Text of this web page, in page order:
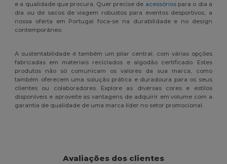
e a qualidade que procura. Quer precise de acessóriospara o dia a
dia ou de sacos de viagem robustos para eventos desportivos, a
nossa oferta em Portugal foca-se na durabilidade e no design
contemporâneo.
A sustentabilidade é também um pilar central, com várias opções
fabricadas em materiais reciclados e algodão certificado. Estes
produtos não só comunicam os valores da sua marca, como
também oferecem uma solução prática e duradoura para os seus
clientes ou colaboradores. Explore as diversas cores e estilos
disponíveis e aproveite as vantagens de adquirir em volume com a
garantia de qualidade de uma marca líder no setor promocional.
Avaliações dos clientes